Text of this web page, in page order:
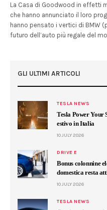
La Casa di Goodwood in effetti
che hanno annunciato il loro
hanno pensato i vertici di BMW
futuro dell’auto più regale del
GLI ULTIMI ARTICOLI
TESLA NEWS
Tesla Power Your
estivo in Italia
10 JULY 2026
DRIVE E
Bonus colonnine
domestica resta
10 JULY 2026
TESLA NEWS